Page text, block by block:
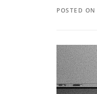
POSTED ON